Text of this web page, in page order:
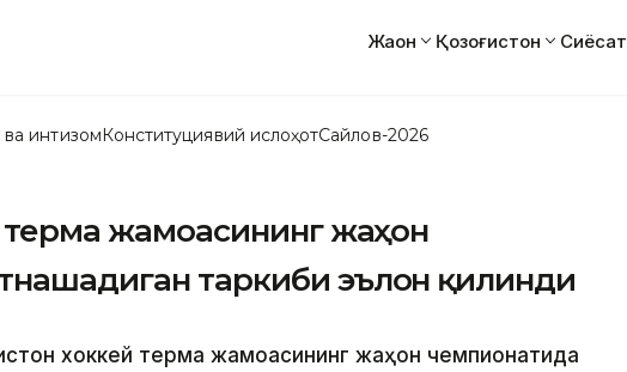
Жаҳон Қозоғистон Сиёсат
интизомКонституциявий ислоҳотСайлов-2026
терма жамоасининг жаҳон
таркиби эълон қилинди
хоккей терма жамоасининг жаҳон чемпионатида